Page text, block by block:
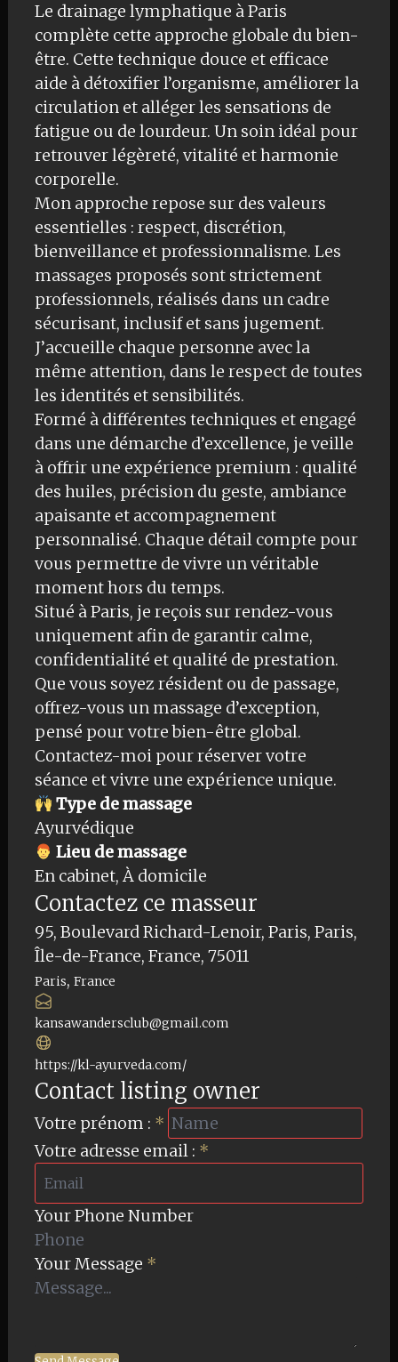
Le drainage lymphatique à Paris
complète cette approche globale du bien-
être. Cette technique douce et efficace
aide à détoxifier l’organisme, améliorer la
circulation et alléger les sensations de
fatigue ou de lourdeur. Un soin idéal pour
retrouver légèreté, vitalité et harmonie
corporelle.
Mon approche repose sur des valeurs
essentielles : respect, discrétion,
bienveillance et professionnalisme. Les
massages proposés sont strictement
professionnels, réalisés dans un cadre
sécurisant, inclusif et sans jugement.
J’accueille chaque personne avec la
même attention, dans le respect de toutes
les identités et sensibilités.
Formé à différentes techniques et engagé
dans une démarche d’excellence, je veille
à offrir une expérience premium : qualité
des huiles, précision du geste, ambiance
apaisante et accompagnement
personnalisé. Chaque détail compte pour
vous permettre de vivre un véritable
moment hors du temps.
Situé à Paris, je reçois sur rendez-vous
uniquement afin de garantir calme,
confidentialité et qualité de prestation.
Que vous soyez résident ou de passage,
offrez-vous un massage d’exception,
pensé pour votre bien-être global.
Contactez-moi pour réserver votre
séance et vivre une expérience unique.
Type de massage
Ayurvédique
Lieu de massage
En cabinet, À domicile
Contactez ce masseur
95, Boulevard Richard-Lenoir, Paris, Paris,
Île-de-France, France, 75011
Paris, France
kansawandersclub@gmail.com
https://kl-ayurveda.com/
Contact listing owner
Votre prénom : *
Votre adresse email : *
Your Phone Number
Your Message *